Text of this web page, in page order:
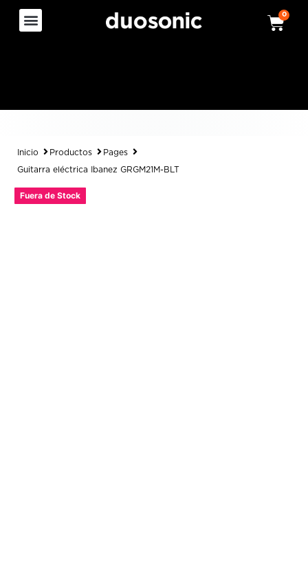
0
Inicio Productos Pages
Guitarra eléctrica Ibanez GRGM21M-BLT
Fuera de Stock